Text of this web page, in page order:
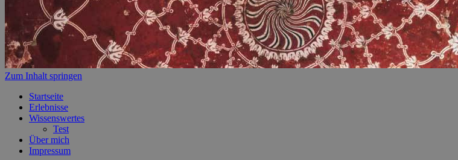
Zum Inhalt springen
Startseite
Erlebnisse
Wissenswertes
Test
Über mich
Impressum